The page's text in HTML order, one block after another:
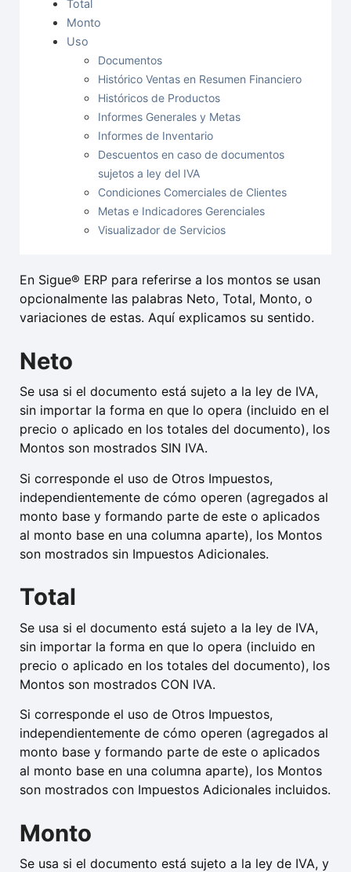
Total
Monto
Uso
Documentos
Histórico Ventas en Resumen Financiero
Históricos de Productos
Informes Generales y Metas
Informes de Inventario
Descuentos en caso de documentos
sujetos a ley del IVA
Condiciones Comerciales de Clientes
Metas e Indicadores Gerenciales
Visualizador de Servicios
En Sigue® ERP para referirse a los montos se usan
opcionalmente las palabras Neto, Total, Monto, o
variaciones de estas. Aquí explicamos su sentido.
Neto
Se usa si el documento está sujeto a la ley de IVA,
sin importar la forma en que lo opera (incluido en el
precio o aplicado en los totales del documento), los
Montos son mostrados SIN IVA.
Si corresponde el uso de Otros Impuestos,
independientemente de cómo operen (agregados al
monto base y formando parte de este o aplicados
al monto base en una columna aparte), los Montos
son mostrados sin Impuestos Adicionales.
Total
Se usa si el documento está sujeto a la ley de IVA,
sin importar la forma en que lo opera (incluido en
precio o aplicado en los totales del documento), los
Montos son mostrados CON IVA.
Si corresponde el uso de Otros Impuestos,
independientemente de cómo operen (agregados al
monto base y formando parte de este o aplicados
al monto base en una columna aparte), los Montos
son mostrados con Impuestos Adicionales incluidos.
Monto
Se usa si el documento está sujeto a la ley de IVA, y